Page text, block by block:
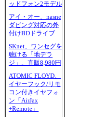
ッドフォン2モデル
アイ・オー、nasne
ダビング対応の外
付けBDドライブ
SKnet、ワンセグを
聴ける「地デラ
ジ」。直販8,980円
ATOMIC FLOYD、
イヤーフック/リモ
コン付きイヤフォ
ン「AirJax
+Remote」